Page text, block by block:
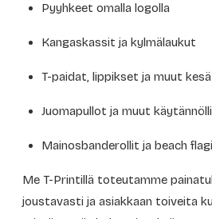
Pyyhkeet omalla logolla
Kangaskassit ja kylmälaukut
T-paidat, lippikset ja muut
Juomapullot ja muut
Mainosbanderollit ja beach
Me T-Printillä toteutamme
joustavasti ja asiakkaan toiveita